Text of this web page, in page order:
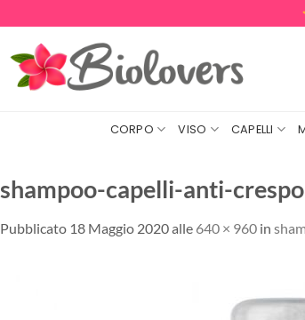
CORPO VISO CAPELLI
shampoo-capelli-anti-
Pubblicato 18 Maggio 2020alle 640 × 960 in